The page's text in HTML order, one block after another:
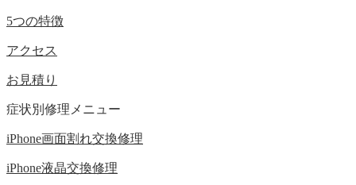
5つの特徴
アクセス
お見積り
症状別修理メニュー
iPhone画面割れ交換修理
iPhone液晶交換修理